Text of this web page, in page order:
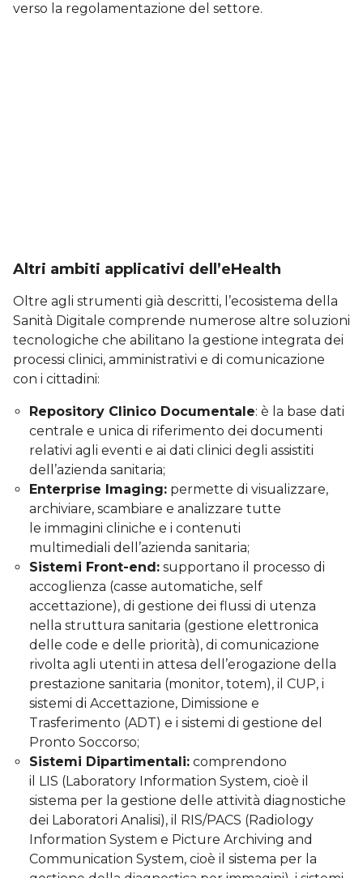
verso la regolamentazione del settore.
Altri ambiti applicativi dell’eHealth
Oltre agli strumenti già descritti, l’ecosistema della
Sanità Digitale comprende numerose altre soluzioni
tecnologiche che abilitano la gestione integrata dei
processi clinici, amministrativi e di comunicazione
con i cittadini:
Repository Clinico Documentale: è la base dati
centrale e unica di riferimento dei documenti
relativi agli eventi e ai dati clinici degli assistiti
dell’azienda sanitaria;
Enterprise Imaging: permette di visualizzare,
archiviare, scambiare e analizzare tutte
le immagini cliniche e i contenuti
multimediali dell’azienda sanitaria;
Sistemi Front-end: supportano il processo di
accoglienza (casse automatiche, self
accettazione), di gestione dei flussi di utenza
nella struttura sanitaria (gestione elettronica
delle code e delle priorità), di comunicazione
rivolta agli utenti in attesa dell’erogazione della
prestazione sanitaria (monitor, totem), il CUP, i
sistemi di Accettazione, Dimissione e
Trasferimento (ADT) e i sistemi di gestione del
Pronto Soccorso;
Sistemi Dipartimentali: comprendono
il LIS (Laboratory Information System, cioè il
sistema per la gestione delle attività diagnostiche
dei Laboratori Analisi), il RIS/PACS (Radiology
Information System e Picture Archiving and
Communication System, cioè il sistema per la